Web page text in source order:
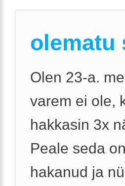
olematu
Olen 23-a.
varem ei ole,
hakkasin 3x
Peale seda
hakanud ja